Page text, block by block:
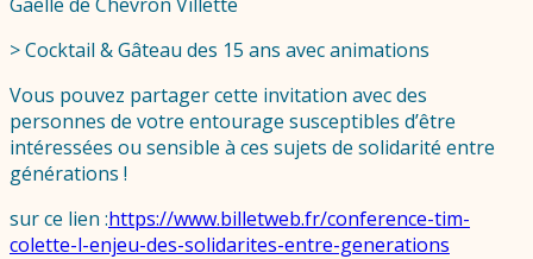
> Cocktail & Gâteau des 15 ans avec animations
Vous pouvez partager cette invitation avec des
personnes de votre entourage susceptibles d’être
intéressées ou sensible à ces sujets de solidarité entre
générations !
sur ce lien :https://www.billetweb.fr/conference-tim-
colette-l-enjeu-des-solidarites-entre-generations